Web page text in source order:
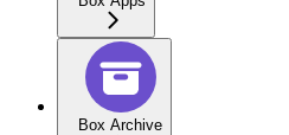
Box Archive